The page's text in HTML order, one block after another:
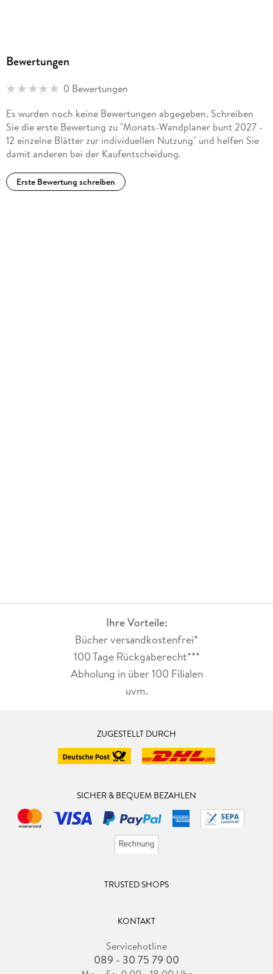
Bewertungen
0 Bewertungen
Es wurden noch keine Bewertungen abgegeben. Schreiben
Sie die erste Bewertung zu "Monats-Wandplaner bunt 2027 -
12 einzelne Blätter zur individuellen Nutzung" und helfen Sie
damit anderen bei der Kaufentscheidung.
Erste Bewertung schreiben
Ihre Vorteile:
Bücher versandkostenfrei*
100 Tage Rückgaberecht***
Abholung in über 100 Filialen
uvm.
ZUGESTELLT DURCH
SICHER & BEQUEM BEZAHLEN
TRUSTED SHOPS
KONTAKT
Servicehotline
089 - 30 75 79 00